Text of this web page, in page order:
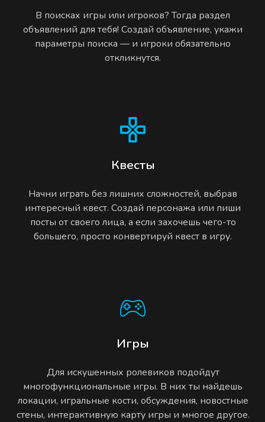
В поисках игры или игроков? Тогда раздел
объявлений для тебя! Создай объявление, укажи
параметры поиска — и игроки обязательно
откликнутся.
Квесты
Начни играть без лишних сложностей, выбрав
интересный квест. Создай персонажа или пиши
посты от своего лица, а если захочешь чего-то
большего, просто конвертируй квест в игру.
Игры
Для искушенных ролевиков подойдут
многофункциональные игры. В них ты найдешь
локации, игральные кости, обсуждения, новостные
стены, интерактивную карту игры и многое другое.